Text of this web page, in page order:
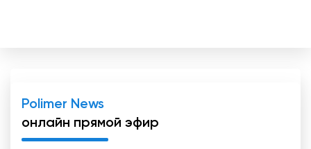
Polimer News
онлайн прямой эфир